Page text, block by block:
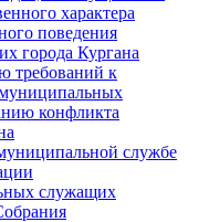
характера
поведения
города Кургана
требований к
конфликта
службе
служащих